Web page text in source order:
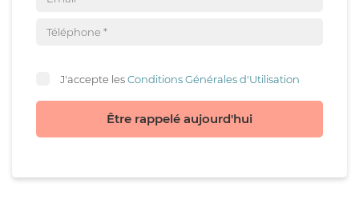
J'accepte lesConditions Générales d'Utilisation
Être rappelé aujourd'hui